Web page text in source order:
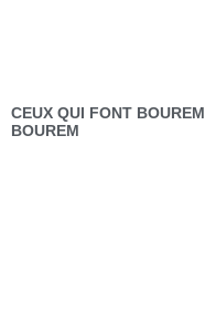
CEUX QUI FONT
BOUREM